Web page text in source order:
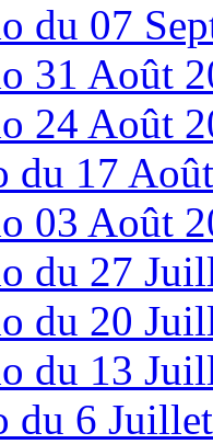
du 07
31 Août
24 Août
du 17
03 Août
du 27
du 20
du 13
du 6